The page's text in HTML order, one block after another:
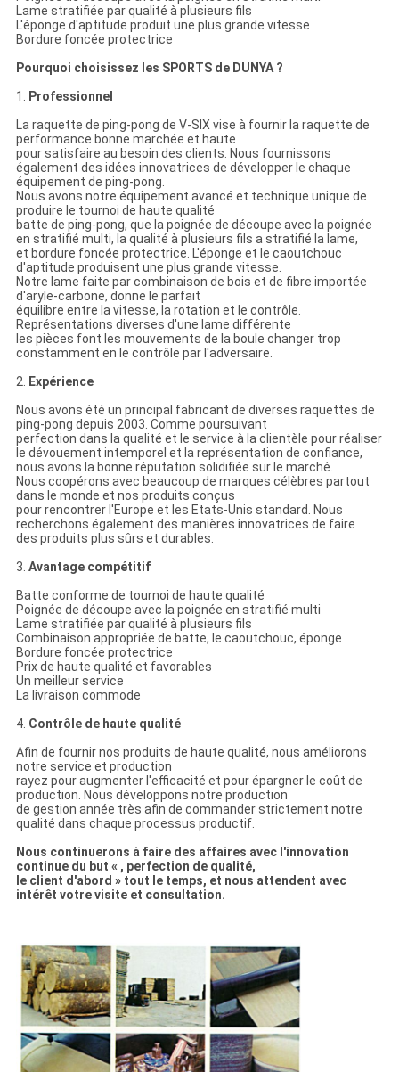
Lame stratifiée par qualité à plusieurs fils
L'éponge d'aptitude produit une plus grande vitesse
Bordure foncée protectrice
Pourquoi choisissez les SPORTS de DUNYA ?
1. Professionnel
La raquette de ping-pong de V-SIX vise à fournir la raquette de
performance bonne marchée et haute
pour satisfaire au besoin des clients. Nous fournissons
également des idées innovatrices de développer le chaque
équipement de ping-pong.
Nous avons notre équipement avancé et technique unique de
produire le tournoi de haute qualité
batte de ping-pong, que la poignée de découpe avec la poignée
en stratifié multi, la qualité à plusieurs fils a stratifié la lame,
et bordure foncée protectrice. L'éponge et le caoutchouc
d'aptitude produisent une plus grande vitesse.
Notre lame faite par combinaison de bois et de fibre importée
d'aryle-carbone, donne le parfait
équilibre entre la vitesse, la rotation et le contrôle.
Représentations diverses d'une lame différente
les pièces font les mouvements de la boule changer trop
constamment en le contrôle par l'adversaire.
2. Expérience
Nous avons été un principal fabricant de diverses raquettes de
ping-pong depuis 2003. Comme poursuivant
perfection dans la qualité et le service à la clientèle pour réaliser
le dévouement intemporel et la représentation de confiance,
nous avons la bonne réputation solidifiée sur le marché.
Nous coopérons avec beaucoup de marques célèbres partout
dans le monde et nos produits conçus
pour rencontrer l'Europe et les Etats-Unis standard. Nous
recherchons également des manières innovatrices de faire
des produits plus sûrs et durables.
3. Avantage compétitif
Batte conforme de tournoi de haute qualité
Poignée de découpe avec la poignée en stratifié multi
Lame stratifiée par qualité à plusieurs fils
Combinaison appropriée de batte, le caoutchouc, éponge
Bordure foncée protectrice
Prix de haute qualité et favorables
Un meilleur service
La livraison commode
4. Contrôle de haute qualité
Afin de fournir nos produits de haute qualité, nous améliorons
notre service et production
rayez pour augmenter l'efficacité et pour épargner le coût de
production. Nous développons notre production
de gestion année très afin de commander strictement notre
qualité dans chaque processus productif.
Nous continuerons à faire des affaires avec l'innovation
continue du but « , perfection de qualité,
le client d'abord » tout le temps, et nous attendent avec
intérêt votre visite et consultation.